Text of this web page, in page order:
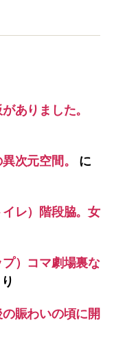
ありました。
次元空間。
に
レ）階段脇。女
）コマ劇場裏な
賑わいの頃に開